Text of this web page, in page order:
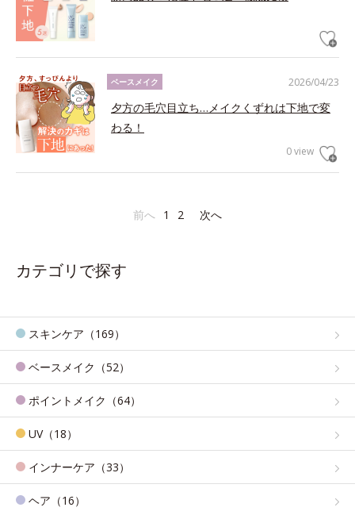
2026/04/23
ベースメイク
夕方の毛穴目立ち…メイクくずれは下地で変
わる！
0 view
前へ 1 2 次へ
カテゴリで探す
スキンケア（169）
ベースメイク（52）
ポイントメイク（64）
UV（18）
インナーケア（33）
ヘア（16）